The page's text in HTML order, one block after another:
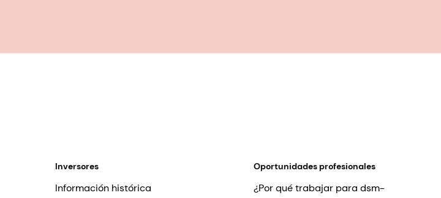
Inversores
Información histórica
Oportunidades profesionales
¿Por qué trabajar para dsm-